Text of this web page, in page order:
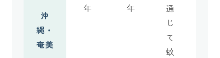
沖
縄・
奄美
年
年
通
じ
て
蚊